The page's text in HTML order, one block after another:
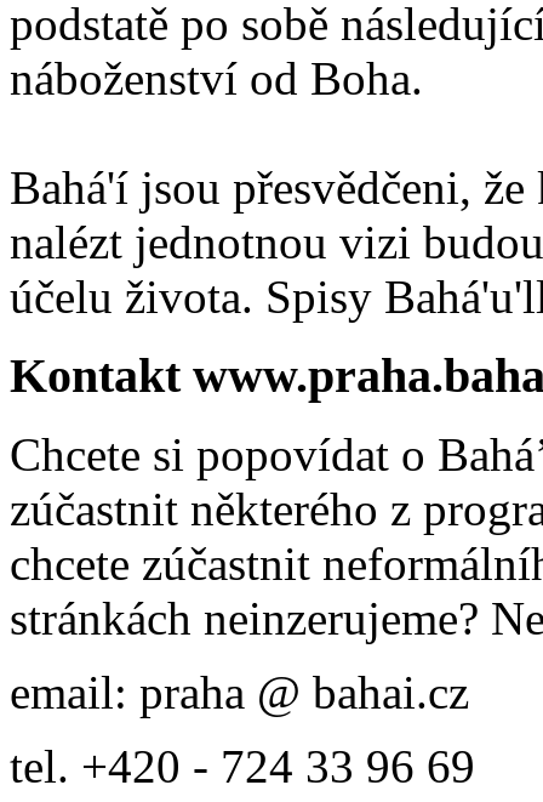
podstatě po sobě
náboženství od Boha.
Bahá'í jsou přesvědčeni,
nalézt jednotnou vizi
účelu života. Spisy
Kontakt
Chcete si popovídat o
zúčastnit některého z
chcete zúčastnit
stránkách neinzerujeme?
email: praha @ bahai.cz
tel. +420 - 724 33 96 69